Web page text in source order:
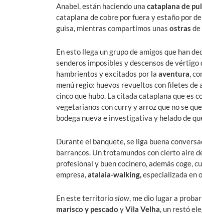
Anabel, están haciendo una cataplana de
cataplana de cobre por fuera y estaño por
guisa, mientras compartimos unas ostras de
En esto llega un grupo de amigos que han
senderos imposibles y descensos de
hambrientos y excitados por la aventura,
menú regio: huevos revueltos con filetes de
cinco que hubo. La citada cataplana que es
vegetarianos con curry y arroz que no se
bodega nueva e investigativa y helado de
Durante el banquete, se liga buena
barrancos. Un trotamundos con cierto aire
profesional y buen cocinero, además coge,
empresa,atalaia-walking,especializada en
En este territorioslow, me dio lugar a
marisco y pescado yVila Velha, un restó